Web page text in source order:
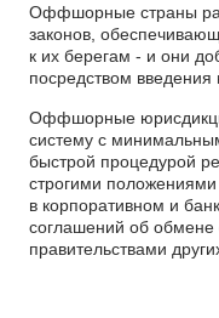
Оффшорные страны
законов,
к их берегам - и они
посредством введения
Оффшорные
систему с
быстрой процедурой
строгими
в корпоративном и
соглашений об
правительствами